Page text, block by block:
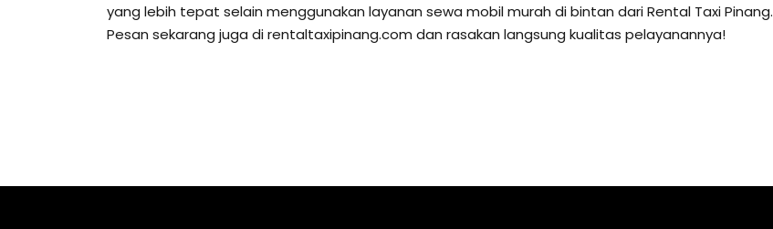
yang lebih tepat selain menggunakan layanan sewa mobil murah di bintan dari Rental Taxi Pinang.
Pesan sekarang juga di rentaltaxipinang.com dan rasakan langsung kualitas pelayanannya!